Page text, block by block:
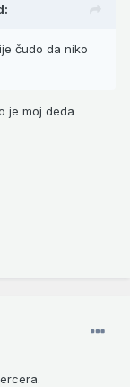
čudo da niko
je moj deda